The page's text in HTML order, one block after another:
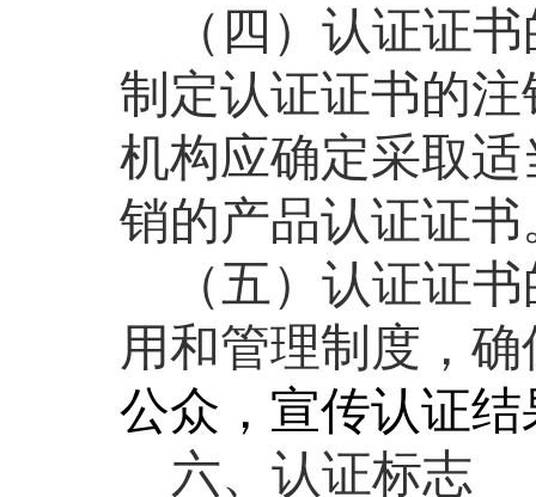
（四）认证证
制定认证证书的
机构应确定采取
销的产品认证证书
（五）认证证
用和管理制度，
公众，宣传认证
六、认证标志